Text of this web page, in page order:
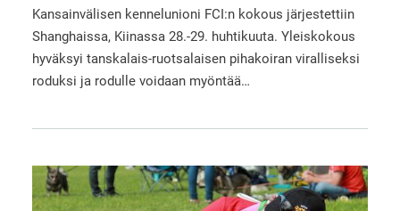
Kansainvälisen kennelunioni FCI:n kokous järjestettiin
Shanghaissa, Kiinassa 28.-29. huhtikuuta. Yleiskokous
hyväksyi tanskalais-ruotsalaisen pihakoiran viralliseksi
roduksi ja rodulle voidaan myöntää…